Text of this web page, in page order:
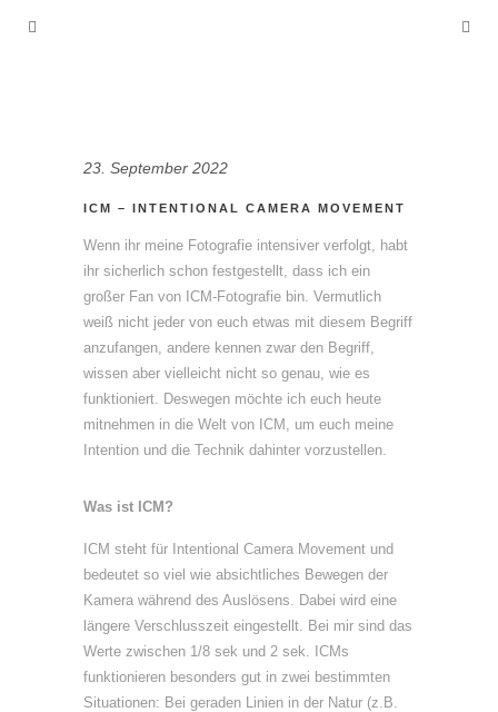
23. September 2022
ICM – INTENTIONAL CAMERA MOVEMENT
Wenn ihr meine Fotografie intensiver verfolgt, habt
ihr sicherlich schon festgestellt, dass ich ein
großer Fan von ICM-Fotografie bin. Vermutlich
weiß nicht jeder von euch etwas mit diesem Begriff
anzufangen, andere kennen zwar den Begriff,
wissen aber vielleicht nicht so genau, wie es
funktioniert. Deswegen möchte ich euch heute
mitnehmen in die Welt von ICM, um euch meine
Intention und die Technik dahinter vorzustellen.
Was ist ICM?
ICM steht für Intentional Camera Movement und
bedeutet so viel wie absichtliches Bewegen der
Kamera während des Auslösens. Dabei wird eine
längere Verschlusszeit eingestellt. Bei mir sind das
Werte zwischen 1/8 sek und 2 sek. ICMs
funktionieren besonders gut in zwei bestimmten
Situationen: Bei geraden Linien in der Natur (z.B.